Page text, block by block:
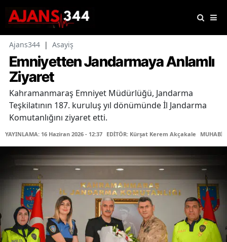
Ajans344 | Asayiş
Emniyetten Jandarmaya Anlamlı
Ziyaret
Kahramanmaraş Emniyet Müdürlüğü, Jandarma
Teşkilatının 187. kuruluş yıl dönümünde İl Jandarma
Komutanlığını ziyaret etti.
YAYINLAMA: 16 Haziran 2026 - 12:37 EDİTÖR: Kürşat Kerem Akçakale